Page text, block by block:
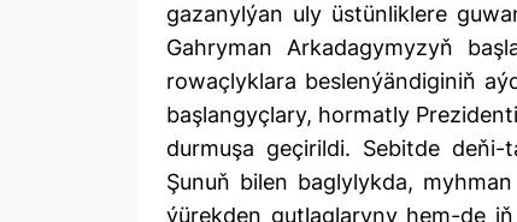
gazanylýan uly üstünliklere
Gahryman Arkadagymyzyň
rowaçlyklara beslenýändiginiň
başlangyçlary, hormatly
durmuşa geçirildi. Sebitde
Şunuň bilen baglylykda,
ýürekden gutlaglaryny hem-de